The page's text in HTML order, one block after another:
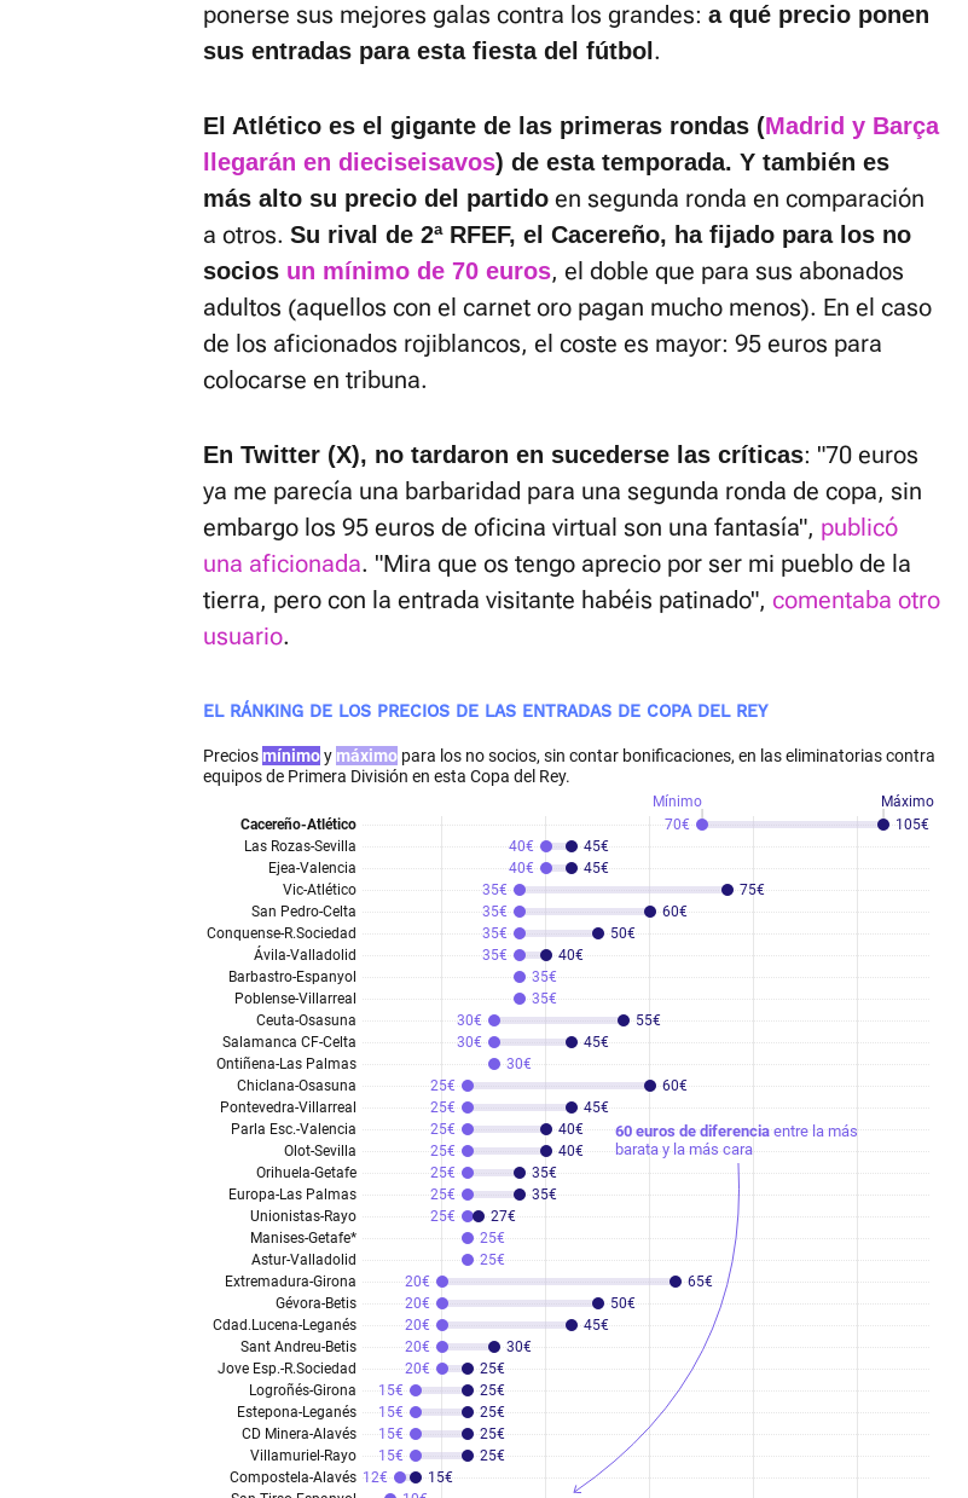
ponerse sus mejores galas contra los grandes: a qué precio ponen
sus entradas para esta fiesta del fútbol .
El Atlético es el gigante de las primeras rondas (Madrid y Barça
llegarán en dieciseisavos) de esta temporada. Y también es
más alto su precio del partido en segunda ronda en comparación
a otros. Su rival de 2ª RFEF, el Cacereño, ha fijado para los no
socios un mínimo de 70 euros, el doble que para sus abonados
adultos (aquellos con el carnet oro pagan mucho menos). En el caso
de los aficionados rojiblancos, el coste es mayor: 95 euros para
colocarse en tribuna.
En Twitter (X), no tardaron en sucederse las críticas: "70 euros
ya me parecía una barbaridad para una segunda ronda de copa, sin
embargo los 95 euros de oficina virtual son una fantasía", publicó
una aficionada. "Mira que os tengo aprecio por ser mi pueblo de la
tierra, pero con la entrada visitante habéis patinado", comentaba otro
usuario.
EL RÁNKING DE LOS PRECIOS DE LAS ENTRADAS DE COPA DEL REY